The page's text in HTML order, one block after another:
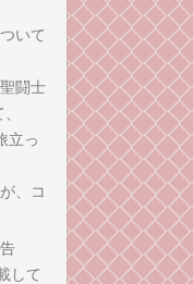
いて
闘士
立っ
、コ
して